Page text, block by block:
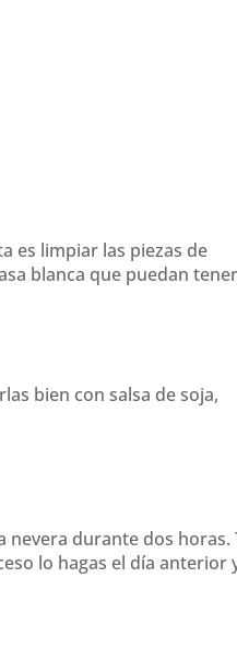
es limpiar las piezas de
blanca que puedan
bien con salsa de soja,
nevera durante dos horas.
lo hagas el día anterior